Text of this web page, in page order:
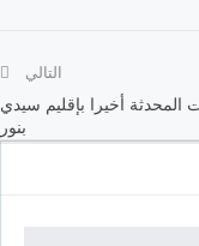
التالي
المحدثة أخيرا بإقليم سيدي
بنور